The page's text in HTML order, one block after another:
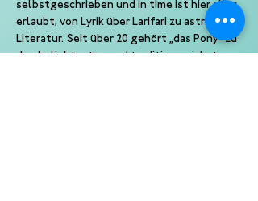
selbstgeschrieben und in time ist hier alles
erlaubt, von Lyrik über Larifari zu astreiner
Literatur. Seit über 20 gehört „das Pony“ zu
den beliebtesten und traditionsreichsten